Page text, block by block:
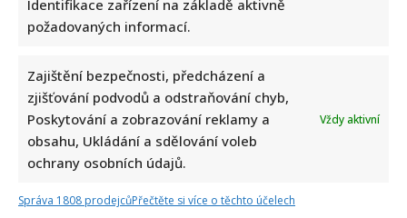
Identifikace zařízení na základě aktivně
požadovaných informací.
Zajištění bezpečnosti, předcházení a
zjišťování podvodů a odstraňování chyb,
Poskytování a zobrazování reklamy a
obsahu, Ukládání a sdělování voleb
ochrany osobních údajů.
Vždy aktivní
Správa 1808 prodejcůPřečtěte si více o těchto účelech
Napsat komentář
Vyžadované informace jsou označeny*